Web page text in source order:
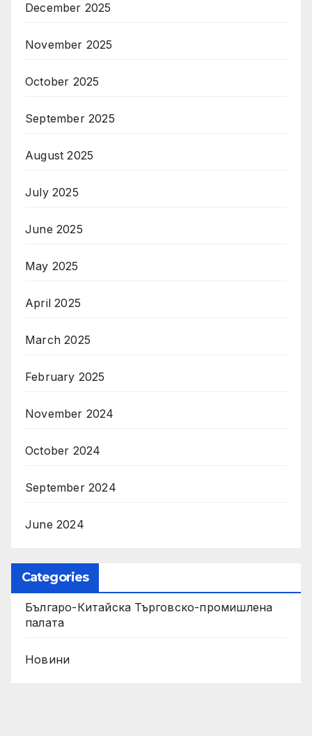
December 2025
November 2025
October 2025
September 2025
August 2025
July 2025
June 2025
May 2025
April 2025
March 2025
February 2025
November 2024
October 2024
September 2024
June 2024
Categories
Българо-Китайска Търговско-промишлена
палaта
Новини